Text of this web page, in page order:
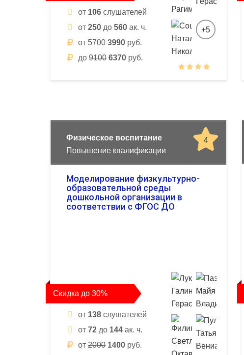
от 106 слушателей
от 250 до 560 ак. ч.
от 5700 3990 руб.
до 9100 6370 руб.
+5
4
Физическое воспитание
Повышение квалификации
Моделирование физкультурно-
образовательной среды
дошкольной организации в
соответствии с ФГОС ДО
Скидка до 30%
от 138 слушателей
от 72 до 144 ак. ч.
от 2000 1400 руб.